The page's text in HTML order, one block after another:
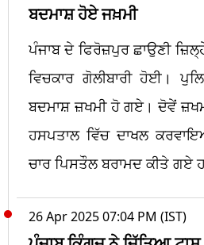
ਬਦਮਾਸ਼ ਹੋਏ ਜਖ਼ਮੀ
ਪੰਜਾਬ ਦੇ ਫਿਰੋਜ਼ਪੁਰ ਛਾਉਣੀ
ਵਿਚਕਾਰ ਗੋਲੀਬਾਰੀ ਹੋਈ।
ਬਦਮਾਸ਼ ਜ਼ਖਮੀ ਹੋ ਗਏ। ਦੋਵੇਂ
ਹਸਪਤਾਲ ਵਿੱਚ ਦਾਖਲ
ਚਾਰ ਪਿਸਤੌਲ ਬਰਾਮਦ ਕੀਤੇ ਗਏ
26 Apr 2025 07:04 PM (IST)